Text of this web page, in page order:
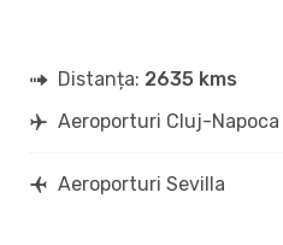
Distanța: 2635 kms
Aeroporturi Cluj-Napoca
Aeroporturi Sevilla